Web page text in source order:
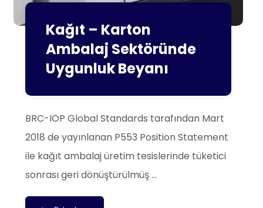
Kağıt – Karton
Ambalaj Sektöründe
Uygunluk Beyanı
BRC-IOP Global Standards tarafından Mart
2018 de yayınlanan P553 Position Statement
ile kağıt ambalaj üretim tesislerinde tüketici
sonrası geri dönüştürülmüş ...